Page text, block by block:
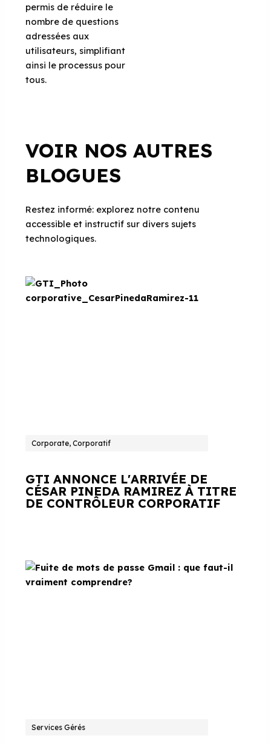
permis de réduire le
nombre de questions
adressées aux
utilisateurs, simplifiant
ainsi le processus pour
tous.
VOIR NOS AUTRES
BLOGUES
Restez informé: explorez notre contenu
accessible et instructif sur divers sujets
technologiques.
Corporate, Corporatif
GTI ANNONCE L'ARRIVÉE DE
CÉSAR PINEDA RAMIREZ À TITRE
DE CONTRÔLEUR CORPORATIF
Services Gérés